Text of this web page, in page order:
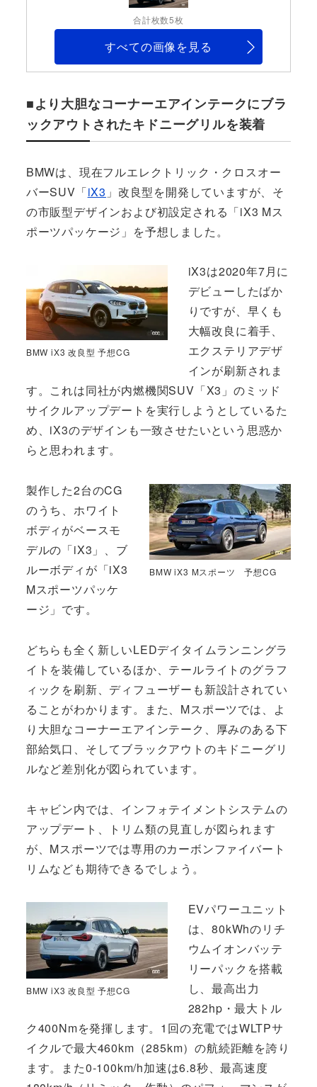
合計枚数5枚
すべての画像を見る
■より大胆なコーナーエアインテークにブラ
ックアウトされたキドニーグリルを装着
BMWは、現在フルエレクトリック・クロスオー
バーSUV「iX3 」改良型を開発していますが、そ
の市販型デザインおよび初設定される「iX3 Mス
ポーツパッケージ」を予想しました。
BMW iX3 改良型 予想CG
iX3は2020年7月に
デビューしたばか
りですが、早くも
大幅改良に着手、
エクステリアデザ
インが刷新されま
す。これは同社が内燃機関SUV「X3」のミッド
サイクルアップデートを実行しようとしているた
め、iX3のデザインも一致させたいという思惑か
らと思われます。
BMW iX3 Mスポーツ 予想CG
製作した2台のCG
のうち、ホワイト
ボディがベースモ
デルの「iX3」、ブ
ルーボディが「iX3
Mスポーツパッケ
ージ」です。
どちらも全く新しいLEDデイタイムランニングラ
イトを装備しているほか、テールライトのグラフ
ィックを刷新、ディフューザーも新設計されてい
ることがわかります。また、Mスポーツでは、よ
り大胆なコーナーエアインテーク、厚みのある下
部給気口、そしてブラックアウトのキドニーグリ
ルなど差別化が図られています。
キャビン内では、インフォテイメントシステムの
アップデート、トリム類の見直しが図られます
が、Mスポーツでは専用のカーボンファイバート
リムなども期待できるでしょう。
BMW iX3 改良型 予想CG
EVパワーユニット
は、80kWhのリチ
ウムイオンバッテ
リーパックを搭載
し、最高出力
282hp・最大トル
ク400Nmを発揮します。1回の充電ではWLTPサ
イクルで最大460km（285km）の航続距離を誇り
ます。また0-100km/h加速は6.8秒、最高速度